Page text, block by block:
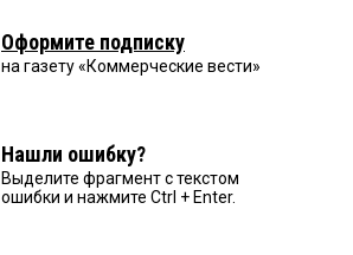
Оформите подписку
на газету «Коммерческие вести»
Нашли ошибку?
Выделите фрагмент с текстом
ошибки и нажмите Ctrl + Enter.